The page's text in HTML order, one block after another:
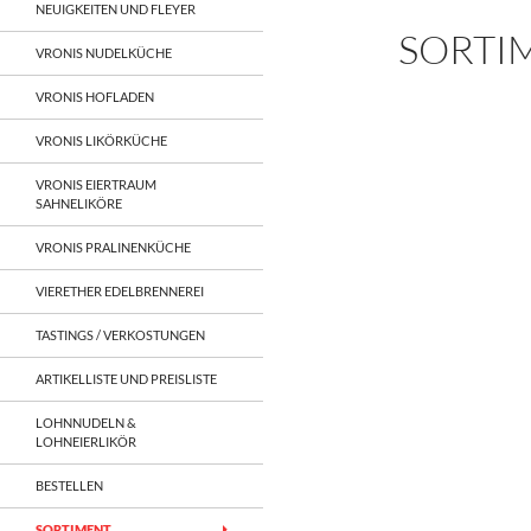
NEUIGKEITEN UND FLEYER
VRONIS NUDELKÜCHE
VRONIS HOFLADEN
VRONIS LIKÖRKÜCHE
VRONIS EIERTRAUM
SAHNELIKÖRE
VRONIS PRALINENKÜCHE
VIERETHER EDELBRENNEREI
TASTINGS / VERKOSTUNGEN
ARTIKELLISTE UND PREISLISTE
LOHNNUDELN &
LOHNEIERLIKÖR
BESTELLEN